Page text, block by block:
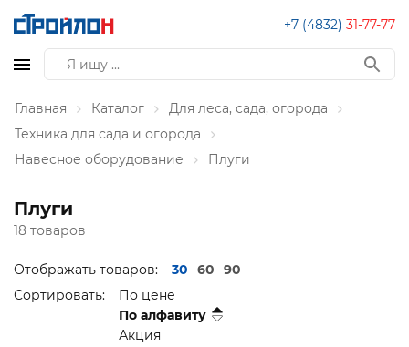
+7 (4832) 31-77-77
Главная Каталог
Для леса, сада, огорода
Техника для сада и огорода
Навесное оборудование
Плуги
Плуги
18 товаров
Отображать товаров: 30 60
90
Сортировать:
По цене
По алфавиту
Акция